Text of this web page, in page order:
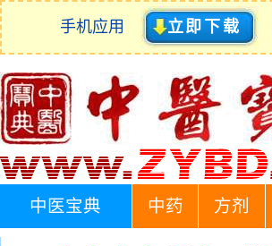
手机应用 立即下载
中医宝典 中药 方剂